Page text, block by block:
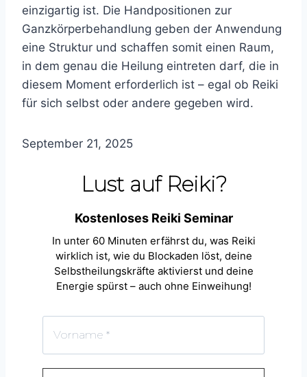
einzigartig ist. Die Handpositionen zur
Ganzkörperbehandlung geben der Anwendung
eine Struktur und schaffen somit einen Raum,
in dem genau die Heilung eintreten darf, die in
diesem Moment erforderlich ist – egal ob Reiki
für sich selbst oder andere gegeben wird.
September 21, 2025
Lust auf Reiki?
Kostenloses Reiki Seminar
In unter 60 Minuten erfährst du, was Reiki
wirklich ist, wie du Blockaden löst, deine
Selbstheilungskräfte aktivierst und deine
Energie spürst – auch ohne Einweihung!